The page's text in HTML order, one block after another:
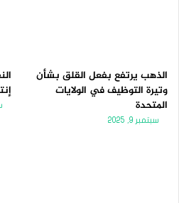
الذهب يرتفع بفعل القلق بشأن
وتيرة التوظيف في الولايات
المتحدة
سبتمبر 9, 2025